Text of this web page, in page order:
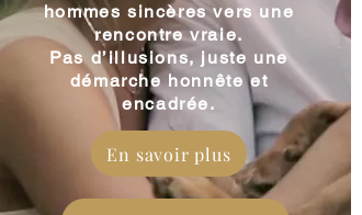
hommes sincères vers une
rencontre vraie.
Pas d’illusions, juste une
démarche honnête et
encadrée.
En savoir plus